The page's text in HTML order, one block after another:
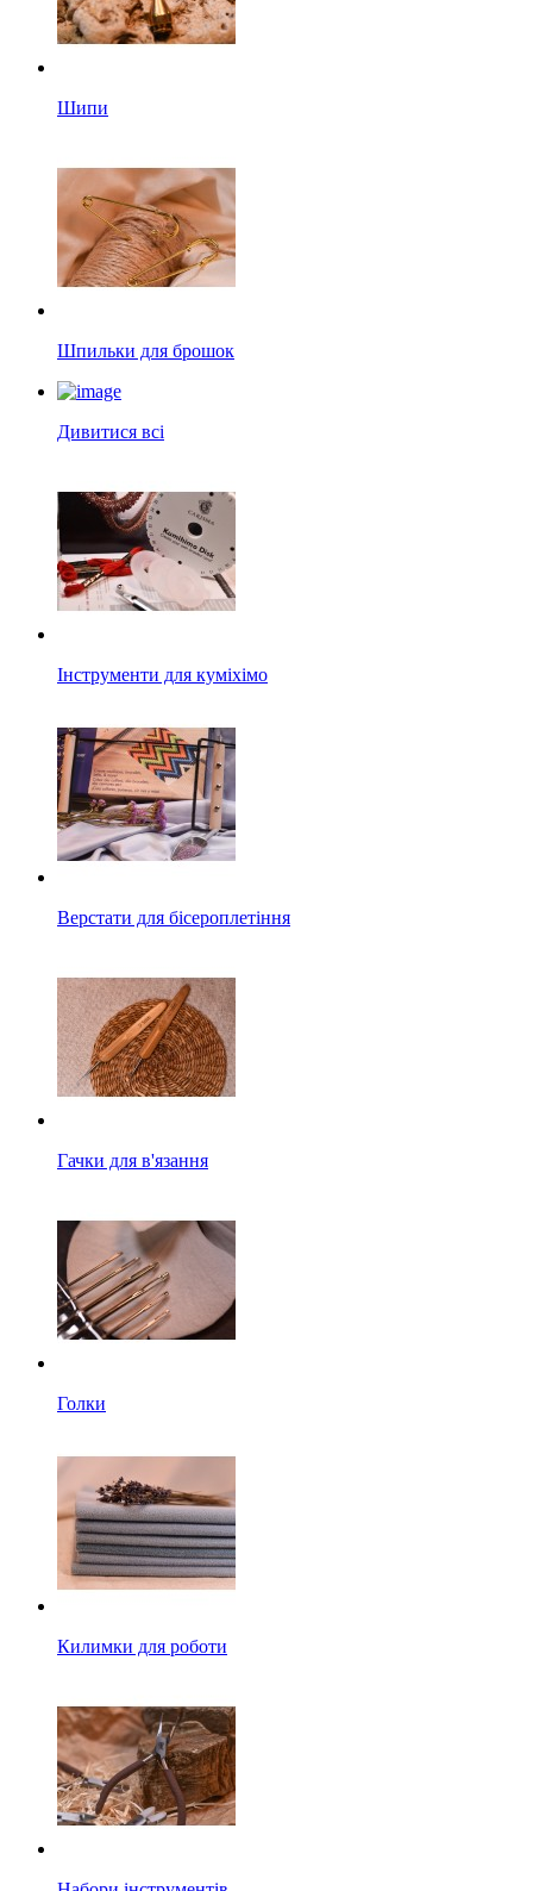
Шипи
Шпильки для брошок
Дивитися всі
Інструменти для куміхімо
Верстати для бісероплетіння
Гачки для в'язання
Голки
Килимки для роботи